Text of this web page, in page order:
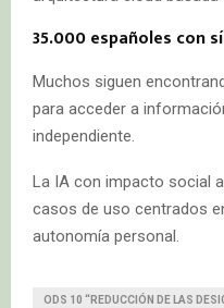
35.000 españoles con
Muchos siguen
para acceder a
independiente.
La IA con impacto social
casos de uso centrados
autonomía personal.
ODS 10 “REDUCCIÓN DE LAS